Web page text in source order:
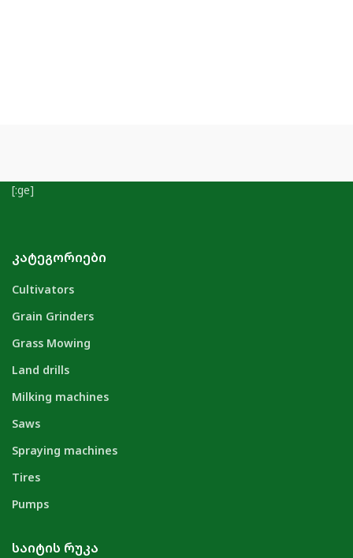
[:ge]
ᲙᲐᲢᲔᲒᲝᲠᲘᲔᲑᲘ
Cultivators
Grain Grinders
Grass Mowing
Land drills
Milking machines
Saws
Spraying machines
Tires
Pumps
ᲡᲐᲘᲢᲘᲡ ᲠᲣᲙᲐ